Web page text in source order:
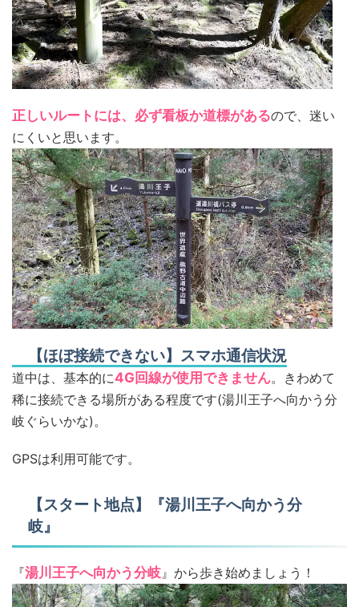
正しいルートには、必ず看板か道標があるので、迷い
にくいと思います。
【ほぼ接続できない】スマホ通信状況
道中は、基本的に4G回線が使用できません。きわめて
稀に接続できる場所がある程度です(湯川王子へ向かう分
岐ぐらいかな)。
GPSは利用可能です。
【スタート地点】『湯川王子へ向かう分
岐』
『湯川王子へ向かう分岐』から歩き始めましょう！